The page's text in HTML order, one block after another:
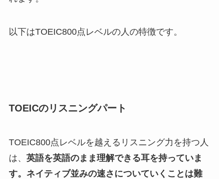
以下はTOEIC800点レベルの人の特徴です。
TOEICのリスニングパート
TOEIC800点レベルを越えるリスニング力を持つ人
は、 英語を英語のまま理解できる耳を持っていま
す。ネイティブ並みの速さについていくことは難